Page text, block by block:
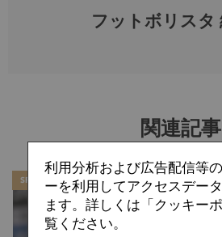
フットボリスタ
関連記事
SPECIAL SPECIAL
利用分析および広告配信等
ーを利用してアクセスデー
ます。詳しくは「クッキー
覧ください。